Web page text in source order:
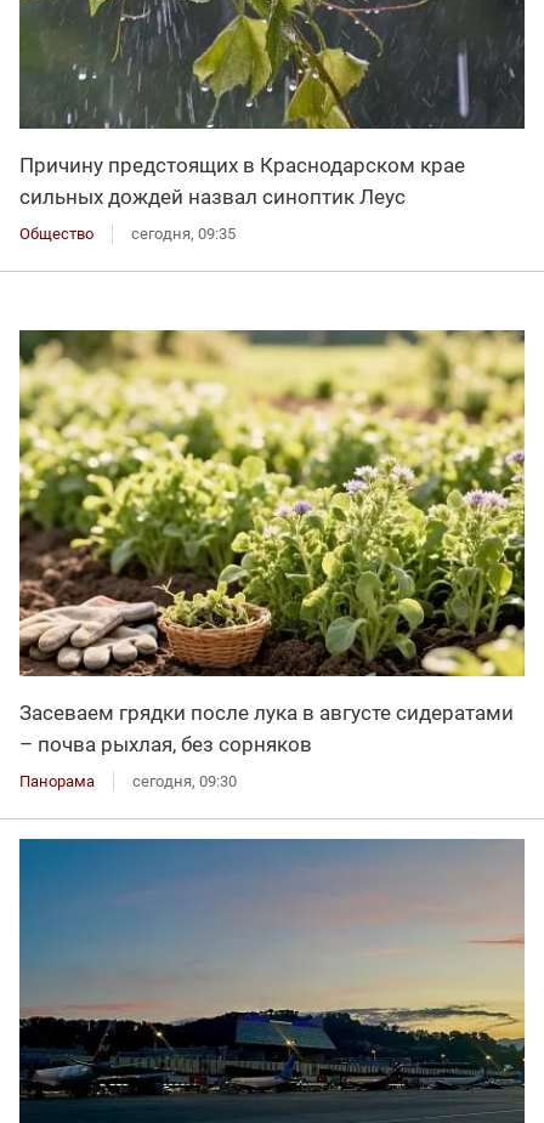
Причину предстоящих в Краснодарском крае
сильных дождей назвал синоптик Леус
Общество сегодня, 09:35
Засеваем грядки после лука в августе сидератами
– почва рыхлая, без сорняков
Панорама сегодня, 09:30